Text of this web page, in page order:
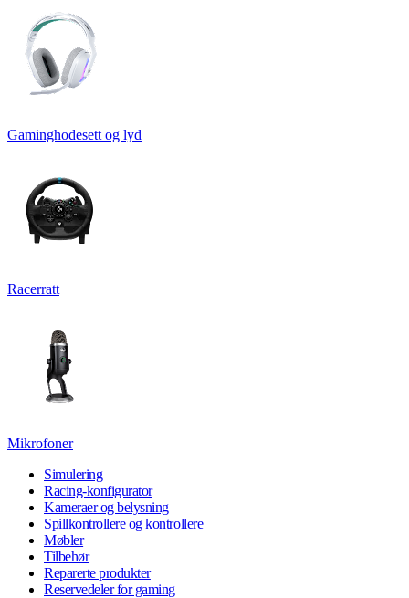
Gaminghodesett og lyd
Racerratt
Mikrofoner
Simulering
Racing-konfigurator
Kameraer og belysning
Spillkontrollere og kontrollere
Møbler
Tilbehør
Reparerte produkter
Reservedeler for gaming